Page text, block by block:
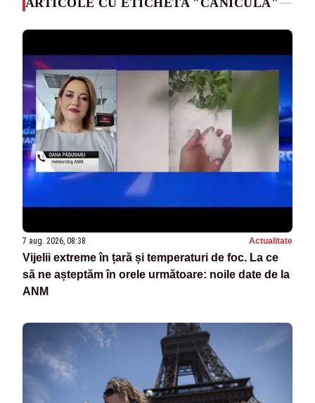
ARTICOLE CU ETICHETA "CANICULA"
7 aug. 2026, 08:38 Actualitate
Vijelii extreme în țară și temperaturi de foc. La ce
să ne așteptăm în orele următoare: noile date de la
ANM